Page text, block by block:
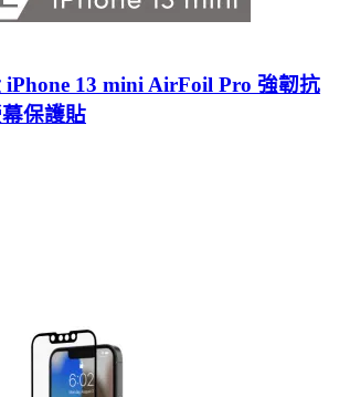
iPhone 13 mini AirFoil Pro 強韌抗
保護貼